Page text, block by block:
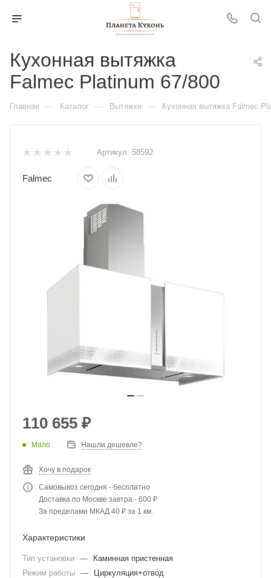
Кухонная вытяжка
Falmec Platinum 67/800
Главная — Каталог — Вытяжки — Кухонная вытяжка Falmec
Артикул: 58592
Falmec
110 655 ₽
Мало Нашли дешевле?
Хочу в подарок
Самовывоз сегодня - бесплатно
Доставка по Москве завтра - 600 ₽
За пределами МКАД 40 ₽ за 1 км.
Характеристики
Тип установки —
Каминная пристенная
Режим работы —
Циркуляция+отвод